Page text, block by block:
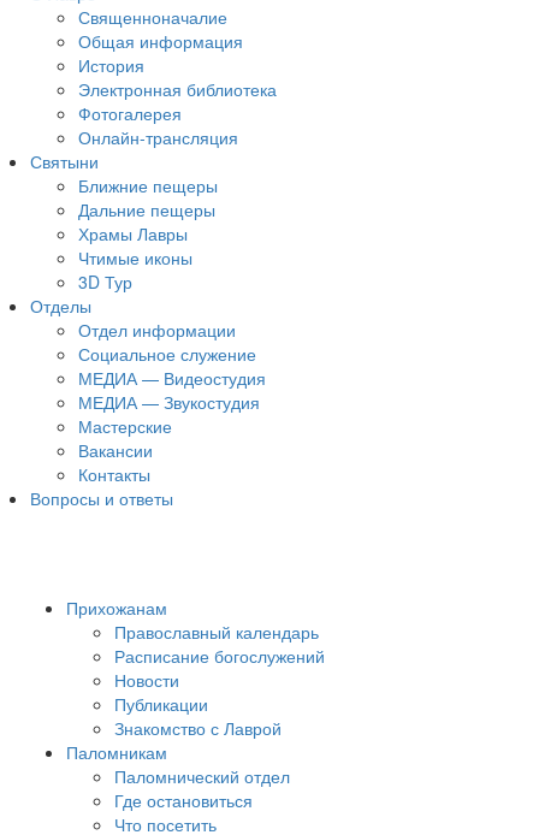
Священноначалие
Общая информация
История
Электронная библиотека
Фотогалерея
Онлайн-трансляция
Святыни
Ближние пещеры
Дальние пещеры
Храмы Лавры
Чтимые иконы
3D Тур
Отделы
Отдел информации
Социальное служение
МЕДИА — Видеостудия
МЕДИА — Звукостудия
Мастерские
Вакансии
Контакты
Вопросы и ответы
Прихожанам
Православный календарь
Расписание богослужений
Новости
Публикации
Знакомство с Лаврой
Паломникам
Паломнический отдел
Где остановиться
Что посетить